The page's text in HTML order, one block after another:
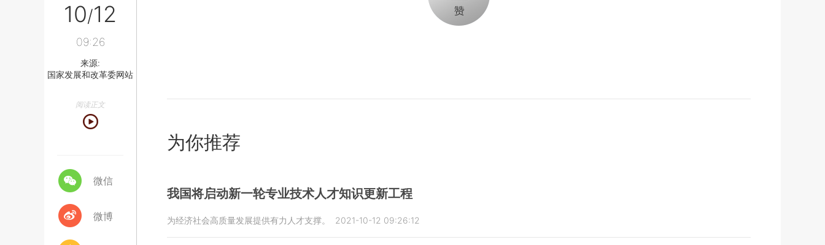
10/12
09:26
来源:
国家发展和改革委网站
阅读正文
微信
微博
为你推荐
我国将启动新一轮专业技术人才知识更新工程
为经济社会高质量发展提供有力人才支撑。 2021-10-12 09:26:12